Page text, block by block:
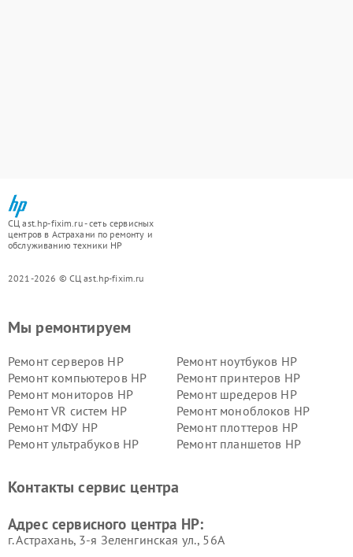
СЦ ast.hp-fixim.ru - сеть сервисных
центров в Астрахани по ремонту и
обслуживанию техники HP
2021-2026 © СЦ ast.hp-fixim.ru
Мы ремонтируем
Ремонт серверов HP
Ремонт ноутбуков HP
Ремонт компьютеров HP
Ремонт принтеров HP
Ремонт мониторов HP
Ремонт шредеров HP
Ремонт VR систем HP
Ремонт моноблоков HP
Ремонт МФУ HP
Ремонт плоттеров HP
Ремонт ультрабуков HP
Ремонт планшетов HP
Контакты сервис центра
Адрес сервисного центра HP:
г. Астрахань, 3-я Зеленгинская ул., 56А